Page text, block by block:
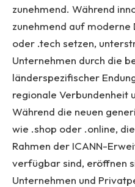
zunehmend. Während
zunehmend auf
oder .tech setzen,
Unternehmen durch die
länderspezifischer
regionale Verbundenheit
Während die neuen
wie .shop oder .online,
Rahmen der ICANN-
verfügbar sind, eröffnen
Unternehmen und